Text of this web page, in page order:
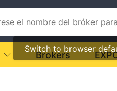
Switch to browser
Brokers